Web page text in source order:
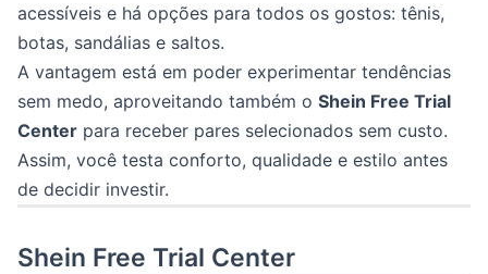
acessíveis e há opções para todos os gostos: tênis,
botas, sandálias e saltos.
A vantagem está em poder experimentar tendências
sem medo, aproveitando também o Shein Free Trial
Center para receber pares selecionados sem custo.
Assim, você testa conforto, qualidade e estilo antes
de decidir investir.
Shein Free Trial Center